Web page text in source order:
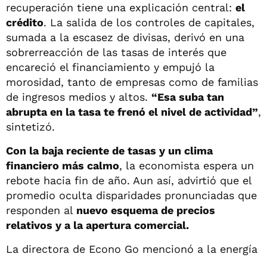
recuperación tiene una explicación central: el
crédito. La salida de los controles de capitales,
sumada a la escasez de divisas, derivó en una
sobrerreacción de las tasas de interés que
encareció el financiamiento y empujó la
morosidad, tanto de empresas como de familias
de ingresos medios y altos. “Esa suba tan
abrupta en la tasa te frenó el nivel de actividad”,
sintetizó.
Con la baja reciente de tasas y un clima
financiero más calmo, la economista espera un
rebote hacia fin de año. Aun así, advirtió que el
promedio oculta disparidades pronunciadas que
responden al nuevo esquema de precios
relativos y a la apertura comercial.
La directora de Econo Go mencionó a la energía